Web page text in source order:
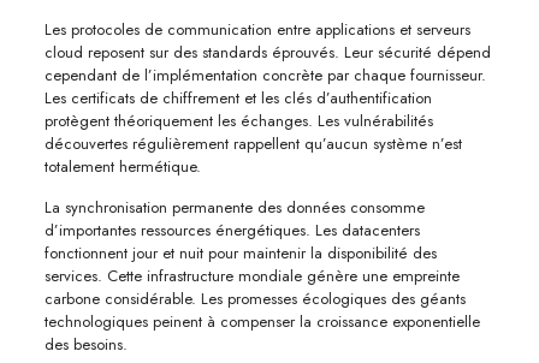
Les protocoles de communication entre applications et serveurs
cloud reposent sur des standards éprouvés. Leur sécurité dépend
cependant de l’implémentation concrète par chaque fournisseur.
Les certificats de chiffrement et les clés d’authentification
protègent théoriquement les échanges. Les vulnérabilités
découvertes régulièrement rappellent qu’aucun système n’est
totalement hermétique.
La synchronisation permanente des données consomme
d’importantes ressources énergétiques. Les datacenters
fonctionnent jour et nuit pour maintenir la disponibilité des
services. Cette infrastructure mondiale génère une empreinte
carbone considérable. Les promesses écologiques des géants
technologiques peinent à compenser la croissance exponentielle
des besoins.